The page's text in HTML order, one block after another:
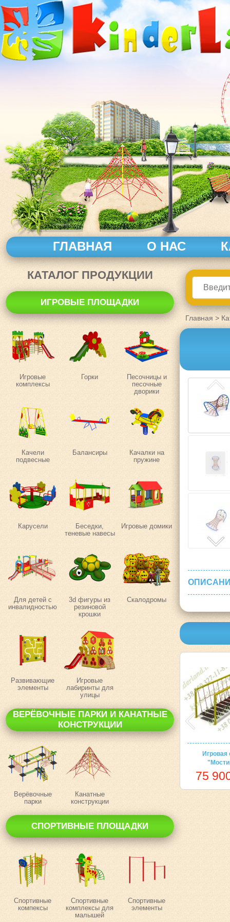
ГЛАВНАЯ О НАС
КАТАЛОГ ПРОДУКЦИИ
ИГРОВЫЕ ПЛОЩАДКИ
Игровые
комплексы
Горки
Песочницы и
песочные
дворики
Качели
подвесные
Балансиры
Качалки на
пружине
Карусели
Беседки,
теневые навесы
Игровые домики
Для детей с
инвалидностью
3d фигуры из
резиновой
крошки
Скалодромы
Развивающие
элементы
Игровые
лабиринты для
улицы
ВЕРЁВОЧНЫЕ ПАРКИ И КАНАТНЫЕ
КОНСТРУКЦИИ
Верёвочные
парки
Канатные
конструкции
СПОРТИВНЫЕ ПЛОЩАДКИ
Спортивные
компексы
Спортивные
комплексы для
малышей
Спортивные
элементы
Главная >
Игровая
75